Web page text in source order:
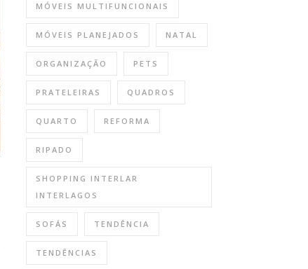
MÓVEIS MULTIFUNCIONAIS
MÓVEIS PLANEJADOS NATAL
ORGANIZAÇÃO PETS
PRATELEIRAS QUADROS
QUARTO REFORMA
RIPADO
SHOPPING INTERLAR
INTERLAGOS
SOFÁS TENDÊNCIA
TENDÊNCIAS